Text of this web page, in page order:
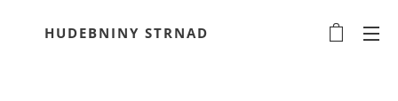
HUDEBNINY STRNAD